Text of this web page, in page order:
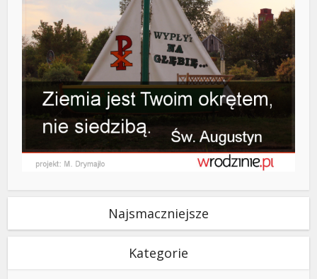
Najsmaczniejsze
Kategorie